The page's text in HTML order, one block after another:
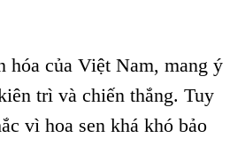
hóa của Việt Nam, mang ý
trì và chiến thắng. Tuy
vì hoa sen khá khó bảo